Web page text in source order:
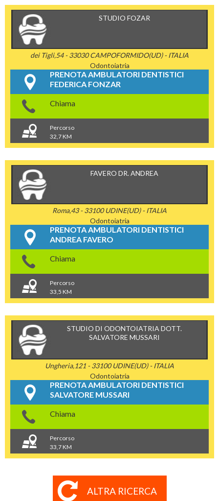
STUDIO FOZAR
dei Tigli,54 - 33030 CAMPOFORMIDO(UD) - ITALIA
Odontoiatria
PRENOTA AMBULATORI DENTISTICI
FEDERICA FONZAR
Chiama
Percorso
32,7 KM
FAVERO DR. ANDREA
Roma,43 - 33100 UDINE(UD) - ITALIA
Odontoiatria
PRENOTA AMBULATORI DENTISTICI
ANDREA FAVERO
Chiama
Percorso
33,5 KM
STUDIO DI ODONTOIATRIA DOTT.
SALVATORE MUSSARI
Ungheria,121 - 33100 UDINE(UD) - ITALIA
Odontoiatria
PRENOTA AMBULATORI DENTISTICI
SALVATORE MUSSARI
Chiama
Percorso
33,7 KM
ALTRA RICERCA